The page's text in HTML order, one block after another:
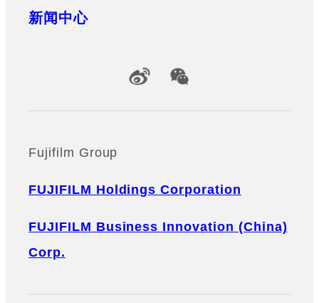
新闻中心
Official Social Media Accounts
Fujifilm Group
FUJIFILM Holdings Corporation
FUJIFILM Business Innovation (China)
Corp.